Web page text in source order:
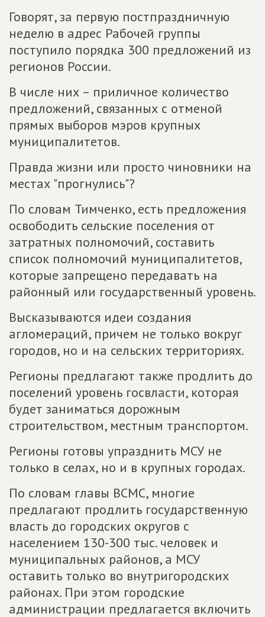
Говорят, за первую постпраздничную
неделю в адрес Рабочей группы
поступило порядка 300 предложений из
регионов России.
В числе них – приличное количество
предложений, связанных с отменой
прямых выборов мэров крупных
муниципалитетов.
Правда жизни или просто чиновники на
местах "прогнулись"?
По словам Тимченко, есть предложения
освободить сельские поселения от
затратных полномочий, составить
список полномочий муниципалитетов,
которые запрещено передавать на
районный или государственный уровень.
Высказываются идеи создания
агломераций, причем не только вокруг
городов, но и на сельских территориях.
Регионы предлагают также продлить до
поселений уровень госвласти, которая
будет заниматься дорожным
строительством, местным транспортом.
Регионы готовы упразднить МСУ не
только в селах, но и в крупных городах.
По словам главы ВСМС, многие
предлагают продлить государственную
власть до городских округов с
населением 130-300 тыс. человек и
муниципальных районов, а МСУ
оставить только во внутригородских
районах. При этом городские
администрации предлагается включить